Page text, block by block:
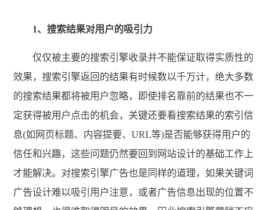
1、搜索结果对用户的吸引力
仅仅被主要的搜索引擎收录并不能保证取得实质性的
效果，搜索引擎返回的结果有时候数以千万计，绝大多数
的搜索结果都将被用户忽略，即使排名靠前的结果也不一
定获得被用户点击的机会，关键还要看搜索结果的索引信
息(如网页标题、内容提要、URL等)是否能够获得用户的
信任和兴趣，这些问题仍然要回到网站设计的基础工作上
才能解决。对搜索引擎广告也是同样的道理，如果关键词
广告设计难以吸引用户注意，或者广告信息出现的位置不